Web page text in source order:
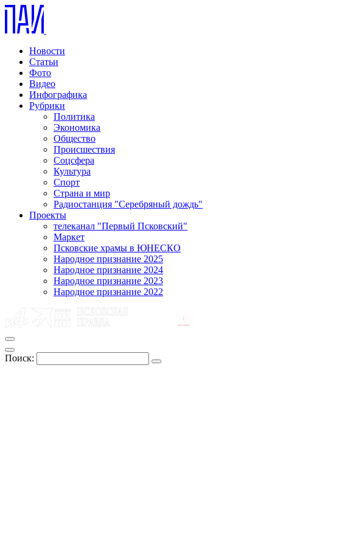
Новости
Статьи
Фото
Видео
Инфографика
Рубрики
Политика
Экономика
Общество
Происшествия
Соцсфера
Культура
Спорт
Страна и мир
Радиостанция "Серебряный дождь"
Проекты
телеканал "Первый Псковский"
Маркет
Псковские храмы в ЮНЕСКО
Народное признание 2025
Народное признание 2024
Народное признание 2023
Народное признание 2022
Поиск: